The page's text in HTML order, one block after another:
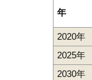
年
2020年
2025年
2030年